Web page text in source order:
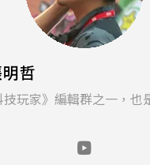
哲
玩家》編輯群之一，也